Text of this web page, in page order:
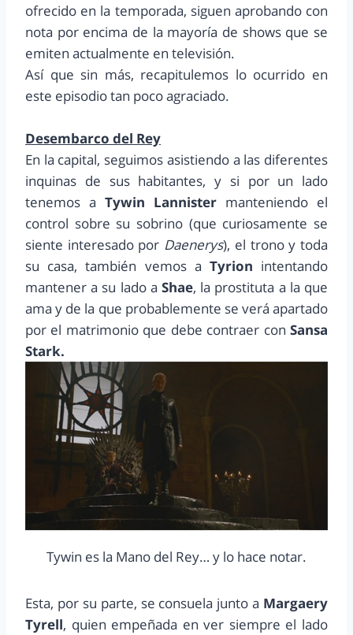
ofrecido en la temporada, siguen aprobando con
nota por encima de la mayoría de shows que se
emiten actualmente en televisión.
Así que sin más, recapitulemos lo ocurrido en
este episodio tan poco agraciado.
Desembarco del Rey
En la capital, seguimos asistiendo a las diferentes
inquinas de sus habitantes, y si por un lado
tenemos a Tywin Lannister manteniendo el
control sobre su sobrino (que curiosamente se
siente interesado por Daenerys), el trono y toda
su casa, también vemos a Tyrion intentando
mantener a su lado a Shae, la prostituta a la que
ama y de la que probablemente se verá apartado
por el matrimonio que debe contraer con Sansa
Stark.
Tywin es la Mano del Rey… y lo hace notar.
Esta, por su parte, se consuela junto a Margaery
Tyrell, quien empeñada en ver siempre el lado